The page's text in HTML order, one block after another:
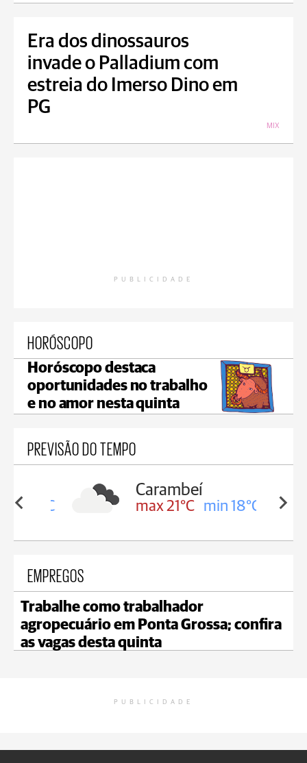
Era dos dinossauros
invade o Palladium com
estreia do Imerso Dino em
PG
MIX
PUBLICIDADE
HORÓSCOPO
Horóscopo destaca
oportunidades no trabalho
e no amor nesta quinta
PREVISÃO DO TEMPO
19°C
Carambeí
max 21°C min 18°C
EMPREGOS
Trabalhe como trabalhador
agropecuário em Ponta Grossa; confira
as vagas desta quinta
PUBLICIDADE